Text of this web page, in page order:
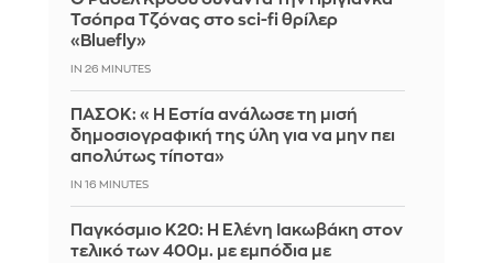
Τσόπρα Τζόνας στο sci-fi θρίλερ
«Bluefly»
IN 26 MINUTES
ΠΑΣΟΚ: «Η Εστία ανάλωσε τη μισή
δημοσιογραφική της ύλη για να μην πει
απολύτως τίποτα»
IN 16 MINUTES
Παγκόσμιο Κ20: Η Ελένη Ιακωβάκη στον
τελικό των 400μ. με εμπόδια με